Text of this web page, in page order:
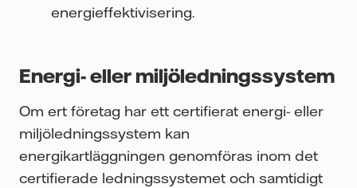
energieffektivisering.
Energi- eller miljöledningssystem
Om ert företag har ett certifierat energi- eller
miljöledningssystem kan
energikartläggningen genomföras inom det
certifierade ledningssystemet och samtidigt